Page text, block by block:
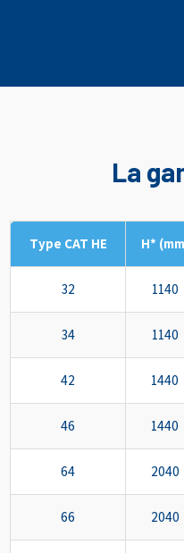
La
Type CAT HE H*
32 1140
34 1140
42 1440
46 1440
64 2040
66 2040